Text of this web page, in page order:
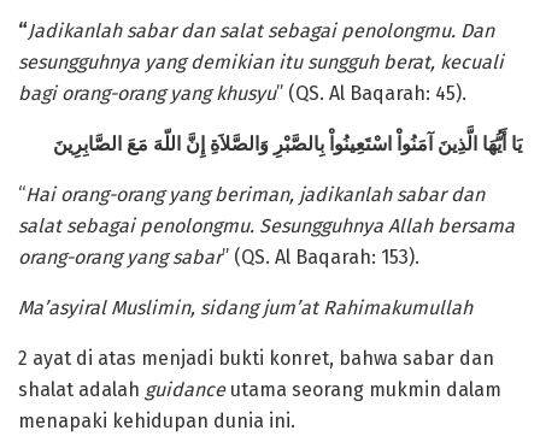
“Jadikanlah sabar dan salat sebagai penolongmu. Dan
sesungguhnya yang demikian itu sungguh berat, kecuali
bagi orang-orang yang khusyu” (QS. Al Baqarah: 45).
يَا أَيُّهَا الَّذِينَ آمَنُواْ اسْتَعِينُواْ بِالصَّبْرِ وَالصَّلاَةِ إِنَّ اللّهَ مَعَ الصَّابِرِينَ
“Hai orang-orang yang beriman, jadikanlah sabar dan
salat sebagai penolongmu. Sesungguhnya Allah bersama
orang-orang yang sabar” (QS. Al Baqarah: 153).
Ma’asyiral Muslimin, sidang jum’at Rahimakumullah
2 ayat di atas menjadi bukti konret, bahwa sabar dan
shalat adalah guidanceutama seorang mukmin dalam
menapaki kehidupan dunia ini.